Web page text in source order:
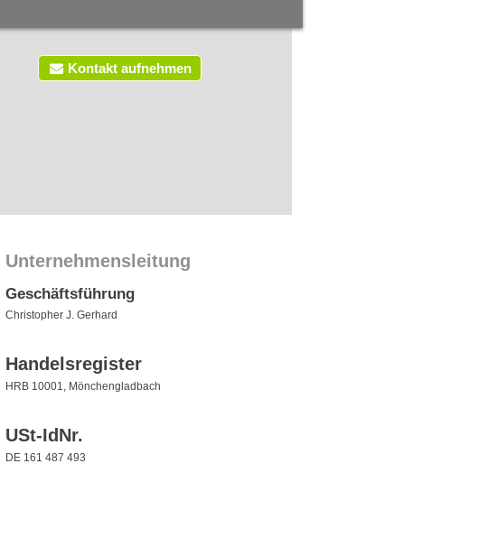
Kontakt aufnehmen
Unternehmensleitung
Geschäftsführung
Christopher J. Gerhard
Handelsregister
HRB 10001, Mönchengladbach
USt-IdNr.
DE 161 487 493